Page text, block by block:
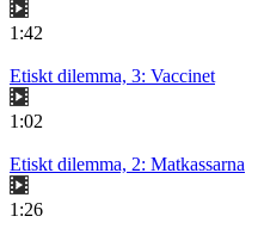
1:42
Etiskt dilemma, 3: Vaccinet
1:02
Etiskt dilemma, 2: Matkassarna
1:26